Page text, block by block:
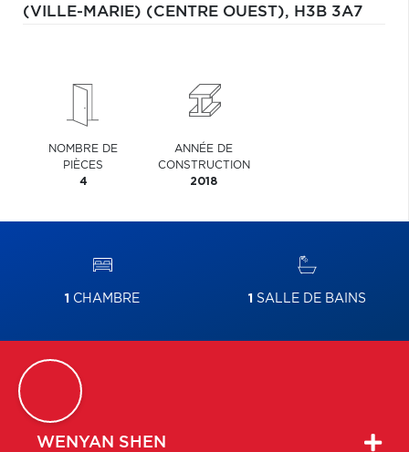
(VILLE-MARIE) (CENTRE OUEST), H3B 3A7
NOMBRE DE
PIÈCES
4
ANNÉE DE
CONSTRUCTION
2018
1 CHAMBRE 1 SALLE DE BAINS
WENYAN SHEN